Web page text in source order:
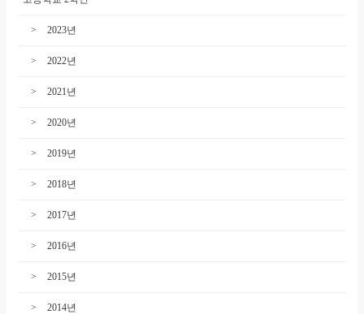
2023년
2022년
2021년
2020년
2019년
2018년
2017년
2016년
2015년
2014년